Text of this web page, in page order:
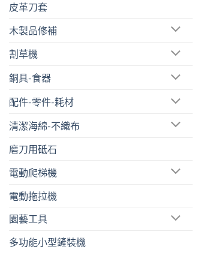
皮革刀套
木製品修補
割草機
銅具-食器
配件-零件-耗材
清潔海綿-不織布
磨刀用砥石
電動爬梯機
電動拖拉機
園藝工具
多功能小型鏟裝機